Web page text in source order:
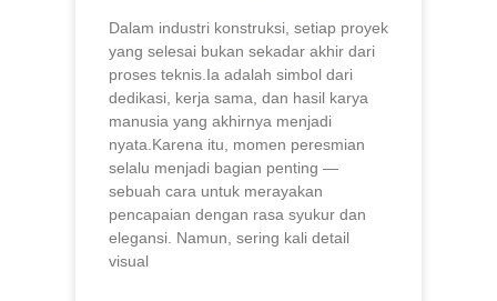
Dalam industri konstruksi, setiap proyek
yang selesai bukan sekadar akhir dari
proses teknis.Ia adalah simbol dari
dedikasi, kerja sama, dan hasil karya
manusia yang akhirnya menjadi
nyata.Karena itu, momen peresmian
selalu menjadi bagian penting —
sebuah cara untuk merayakan
pencapaian dengan rasa syukur dan
elegansi. Namun, sering kali detail
visual